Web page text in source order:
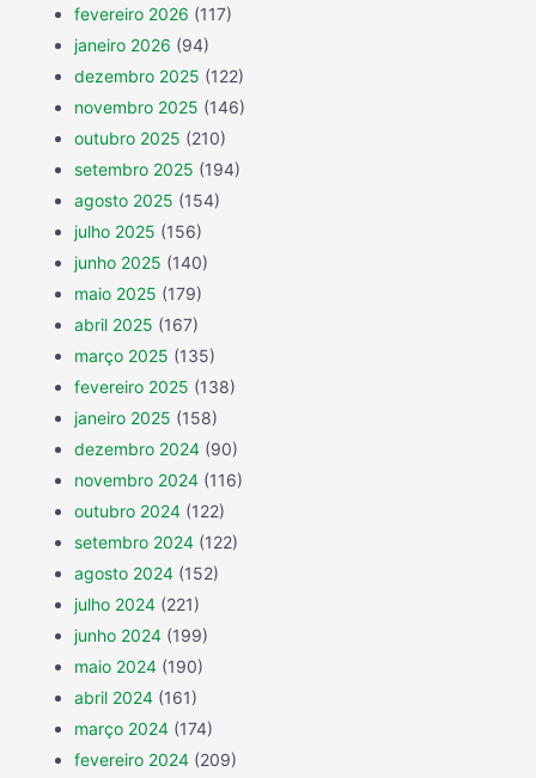
fevereiro 2026 (117)
janeiro 2026 (94)
dezembro 2025 (122)
novembro 2025 (146)
outubro 2025 (210)
setembro 2025 (194)
agosto 2025 (154)
julho 2025 (156)
junho 2025 (140)
maio 2025 (179)
abril 2025 (167)
março 2025 (135)
fevereiro 2025 (138)
janeiro 2025 (158)
dezembro 2024 (90)
novembro 2024 (116)
outubro 2024 (122)
setembro 2024 (122)
agosto 2024 (152)
julho 2024 (221)
junho 2024 (199)
maio 2024 (190)
abril 2024 (161)
março 2024 (174)
fevereiro 2024 (209)